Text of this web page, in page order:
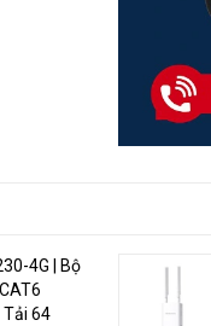
4G | Bộ
Tải 64